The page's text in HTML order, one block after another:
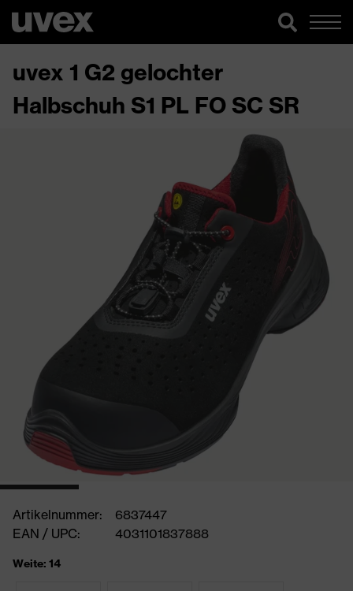
uvex 1 G2 gelochter
Halbschuh S1 PL FO SC SR
Artikelnummer:
6837447
EAN / UPC:
4031101837888
Weite: 14